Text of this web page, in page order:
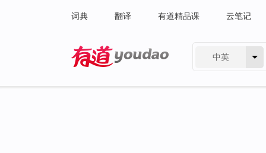
词典 翻译 有道精品课 云笔记
中英